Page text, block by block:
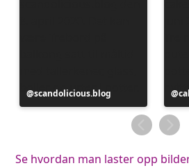
Innlegg
publisert
scandolicious.blog
av
Se hvordan man laster opp